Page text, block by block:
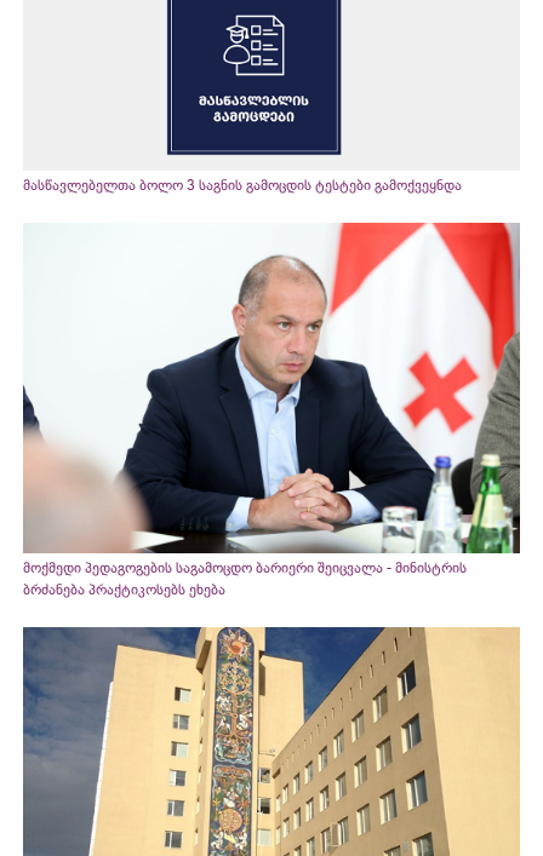
მასწავლებელთა ბოლო 3 საგნის გამოცდის ტესტები გამოქვეყნდა
მოქმედი პედაგოგების საგამოცდო ბარიერი შეიცვალა - მინისტრის
ბრძანება პრაქტიკოსებს ეხება